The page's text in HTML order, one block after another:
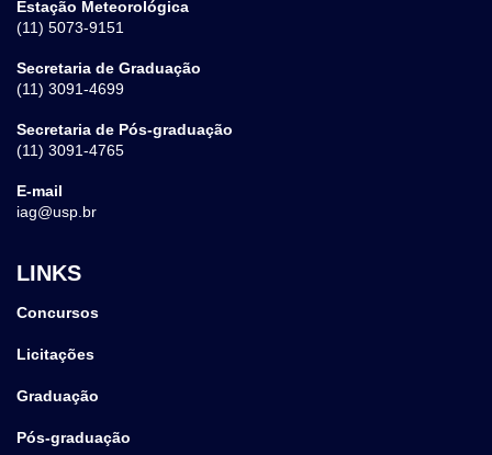
Estação Meteorológica
(11) 5073-9151
Secretaria de Graduação
(11) 3091-4699
Secretaria de Pós-graduação
(11) 3091-4765
E-mail
iag@usp.br
LINKS
Concursos
Licitações
Graduação
Pós-graduação